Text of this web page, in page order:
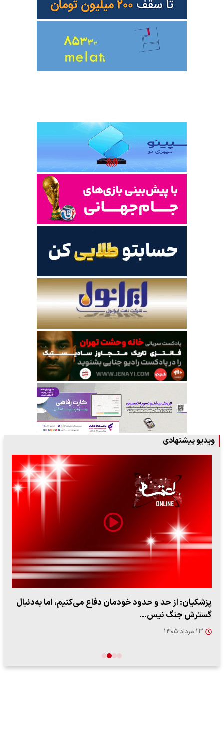
ویدیو پیشنهادی
ببینید| لحظه بمباران خیابان فردوسی در جنگ ۴۰ روزه از
زاویه جدید
۱۲ مرداد ۱۴۰۵